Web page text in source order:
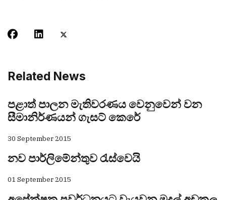
Related News
පළාත් පාලන මැතිවරණය වෙනුවෙන් වන
සීමානිර්ණයන් ගැසට් කෙරේ
30 September 2015
නව පාර්ලිමේන්තුව රැස්වෙයි
01 September 2015